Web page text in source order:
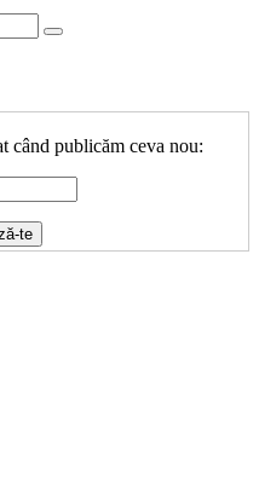
când publicăm ceva nou: